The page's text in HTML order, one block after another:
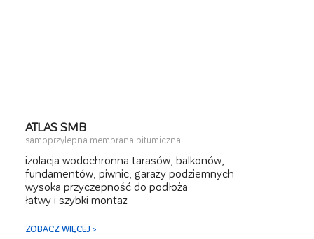
ATLAS SMB
samoprzylepna membrana bitumiczna
izolacja wodochronna tarasów, balkonów,
fundamentów, piwnic, garaży podziemnych
wysoka przyczepność do podłoża
łatwy i szybki montaż
ZOBACZ WIĘCEJ >